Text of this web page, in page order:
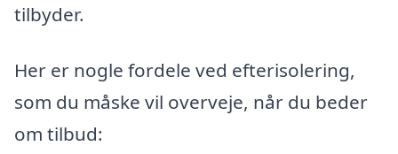
tilbyder.
Her er nogle fordele ved efterisolering,
som du måske vil overveje, når du beder
om tilbud: